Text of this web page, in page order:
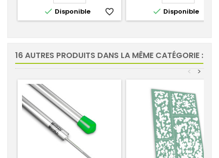
 Disponible favorite_border  Disponible
16 AUTRES PRODUITS DANS LA MÊME CATÉGORIE :
>
<